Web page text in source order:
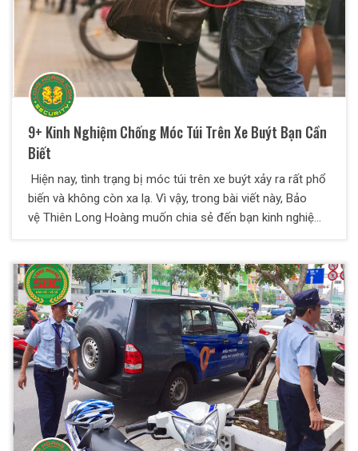
9+ Kinh Nghiệm Chống Móc Túi Trên Xe Buýt Bạn Cần
Biết
Hiện nay, tình trạng bị móc túi trên xe buýt xảy ra rất phổ
biến và không còn xa lạ. Vì vậy, trong bài viết này, Bảo
vệ Thiên Long Hoàng muốn chia sẻ đến bạn kinh nghiệm